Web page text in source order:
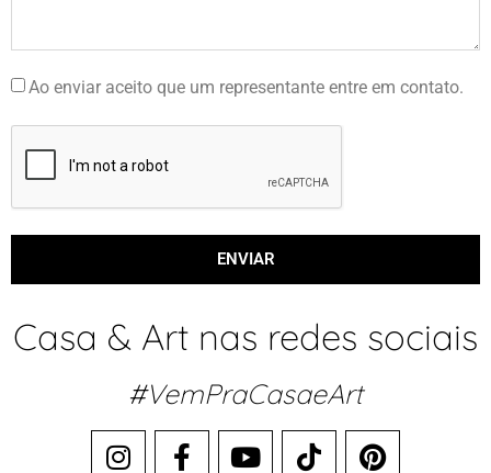
Ao enviar aceito que um representante entre em contato.
ENVIAR
Casa & Art nas redes sociais
#VemPraCasaeArt